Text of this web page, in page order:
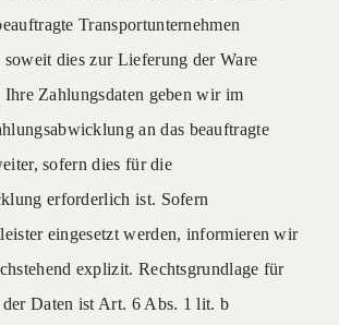
Transportunternehmen
soweit dies zur Lieferung der Ware
Zahlungsdaten geben wir im
an das beauftragte
sofern dies für die
erforderlich ist. Sofern
eingesetzt werden, informieren wir
explizit. Rechtsgrundlage für
der Daten ist Art. 6 Abs. 1 lit. b